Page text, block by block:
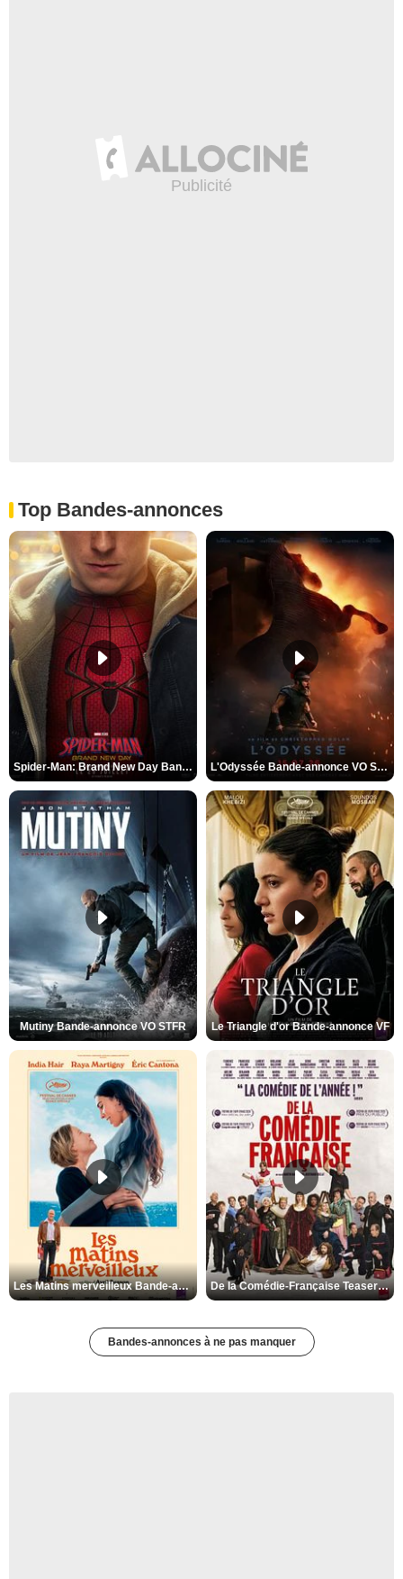
Top Bandes-annonces
Spider-Man: Brand New Day Bande-annonce VO STFR L'Odyssée Bande-annonce VO STFR
Mutiny Bande-annonce VO STFR Le Triangle d'or Bande-annonce VF
Les Matins merveilleux Bande-annonce VF De la Comédie-Française Teaser VF
Bandes-annonces à ne pas manquer